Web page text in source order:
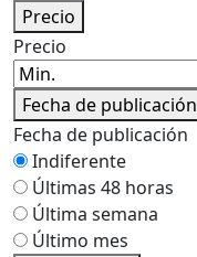
Precio
Precio
Fecha de publicación
Fecha de publicación
Indiferente
Últimas 48 horas
Última semana
Último mes